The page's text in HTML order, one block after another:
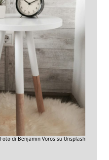
Foto di Benjamin Voros su Unsplash